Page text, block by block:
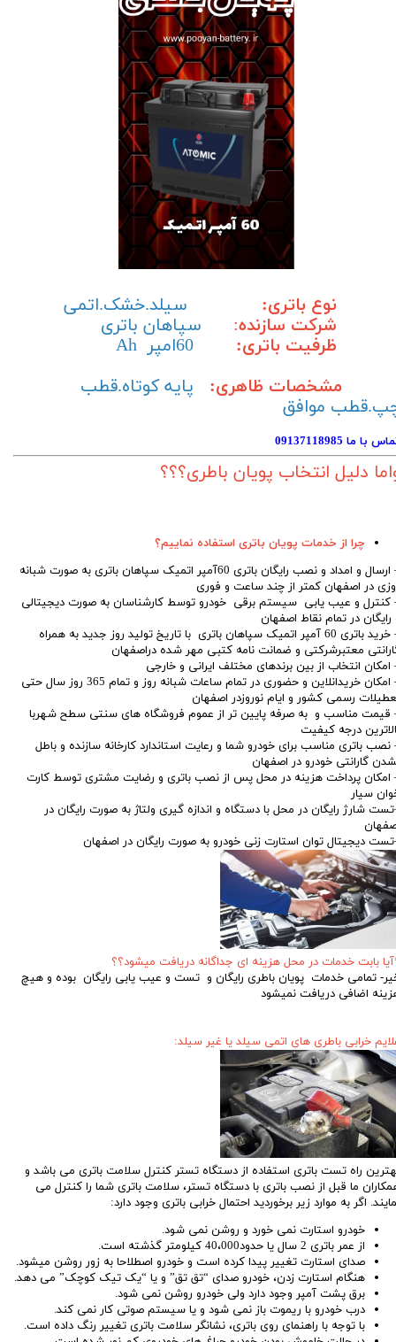
نوع باتری:
سیلد.خشک.اتمی
شرکت سازنده:
سپاهان باتری
ظرفیت باتری:
60امپر Ah
مشخصات ظاهری:
پایه کوتاه.قطب
موافق
با ما 09137118985
دلیل انتخاب پویان باطری؟؟؟
چرا از خدمات پویان باتری استفاده نماییم؟
– ارسال و امداد و نصب رایگان باتری 60آمپر اتمیک سپاهان باتری به صورت شبانه
در اصفهان کمتر از چند ساعت و فوری
کنترل و عیب یابی سیستم برقی خودرو توسط کارشناسان به صورت دیجیتالی
رایگان در تمام نقاط اصفهان
– خرید باتری 60 آمپر اتمیک سپاهان باتری با تاریخ تولید روز جدید به همراه
معتبرشرکتی و ضمانت نامه کتبی مهر شده دراصفهان
امکان انتخاب از بین برندهای مختلف ایرانی و خارجی
– امکان خریدانلاین و حضوری در تمام ساعات شبانه روز و تمام 365 روز سال حتی
رسمی کشور و ایام نوروزدر اصفهان
قیمت مناسب و به صرفه پایین تر از عموم فروشگاه های سنتی سطح شهربا
درجه کیفیت
نصب باتری مناسب برای خودرو شما و رعایت استاندارد کارخانه سازنده و باطل
گارانتی خودرو در اصفهان
امکان پرداخت هزینه در محل پس از نصب باتری و رضایت مشتری توسط کارت
سیار
شارژ رایگان در محل با دستگاه و اندازه گیری ولتاژ به صورت رایگان در
دیجیتال توان استارت زنی خودرو به صورت رایگان در اصفهان
بابت خدمات در محل هزینه ای جداگانه دریافت میشود؟؟
تمامی خدمات پویان باطری رایگان و تست و عیب یابی رایگان بوده و هیچ
اضافی دریافت نمیشود
خرابی باطری های اتمی سیلد یا غیر سیلد:
راه تست باتری استفاده از دستگاه تستر کنترل سلامت باتری می باشد و
ما قبل از نصب باتری با دستگاه تستر، سلامت باتری شما را کنترل می
اگر به موارد زیر برخوردید احتمال خرابی باتری وجود دارد:
خودرو استارت نمی خورد و روشن نمی شود.
از عمر باتری 2 سال یا حدود40،000 کیلومتر گذشته است.
صدای استارت تغییر پیدا کرده است و خودرو اصطلاحا به زور روشن میشود.
هنگام استارت زدن، خودرو صدای “تق تق” و یا “یک تیک کوچک” می دهد.
برق پشت آمپر وجود دارد ولی خودرو روشن نمی شود.
درب خودرو با ریموت باز نمی شود و یا سیستم صوتی کار نمی کند.
با توجه با راهنمای روی باتری، نشانگر سلامت باتری تغییر رنگ داده است.